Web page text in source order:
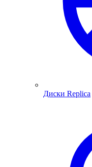
Диски Replica